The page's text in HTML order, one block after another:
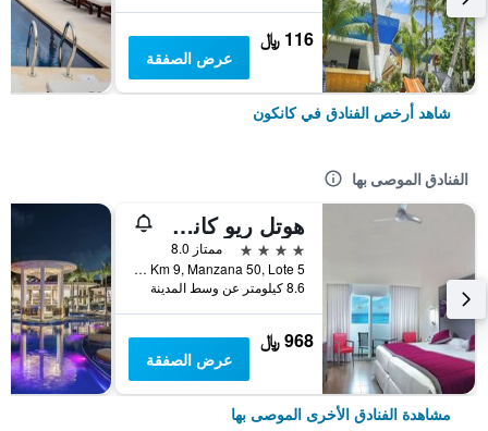
116 ﷼
عرض الصفقة
شاهد أرخص الفنادق في كانكون
الفنادق الموصى بها
هوتل ريو كانكون - لدالتس ٔونلي -سشامامل جميع الخدمات
4 نجوم
ممتاز 8.0
Blvd Kukulcan, Km 9, Manzana 50, Lote 5, كانكون, ولاية كينتانا رو, المكسيك
8.6 كيلومتر عن وسط المدينة
968 ﷼
عرض الصفقة
مشاهدة الفنادق الأخرى الموصى بها